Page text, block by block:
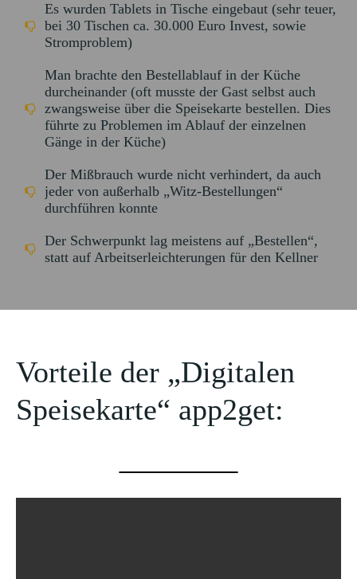
Es wurden Tablets in Tische eingebaut (sehr teuer,
bei 30 Tischen ca. 30.000 Euro Invest, sowie
Stromproblem)
Man brachte den Bestellablauf in der Küche
durcheinander (oft musste der Gast selbst auch
zwangsweise über die Speisekarte bestellen. Dies
führte zu Problemen im Ablauf der einzelnen
Gänge in der Küche)
Der Mißbrauch wurde nicht verhindert, da auch
jeder von außerhalb „Witz-Bestellungen“
durchführen konnte
Der Schwerpunkt lag meistens auf „Bestellen“,
statt auf Arbeitserleichterungen für den Kellner
Vorteile der „Digitalen
Speisekarte“ app2get: